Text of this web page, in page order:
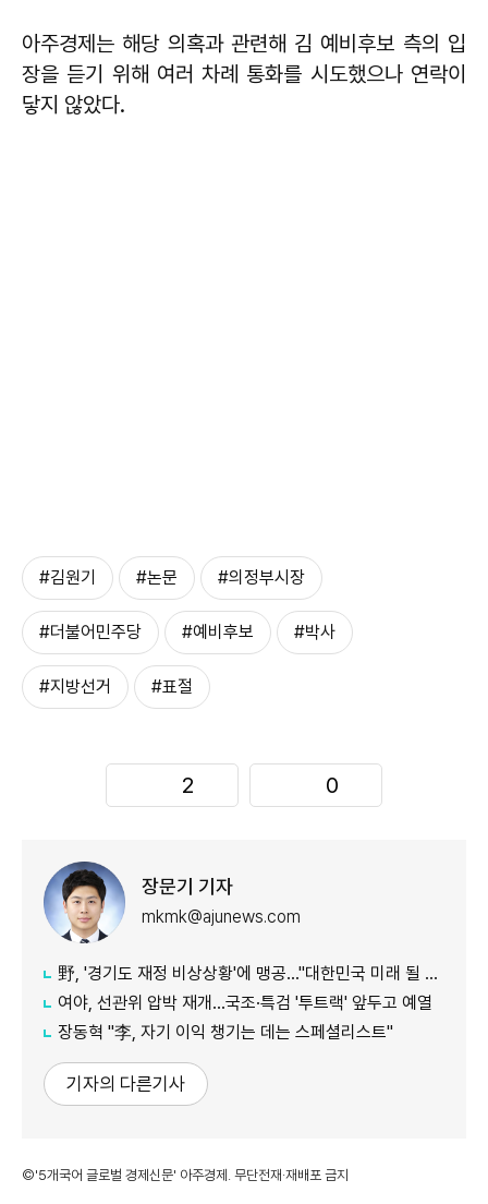
아주경제는 해당 의혹과 관련해 김 예비후보 측의 입
장을 듣기 위해 여러 차례 통화를 시도했으나 연락이
닿지 않았다.
#김원기 #논문 #의정부시장
#더불어민주당 #예비후보 #박사
#지방선거 #표절
2 0
장문기 기자
mkmk@ajunews.com
野, '경기도 재정 비상상황'에 맹공…"대한민국 미래 될 수도"
여야, 선관위 압박 재개…국조·특검 '투트랙' 앞두고 예열
장동혁 "李, 자기 이익 챙기는 데는 스페셜리스트"
기자의 다른기사
©'5개국어 글로벌 경제신문' 아주경제. 무단전재·재배포 금지